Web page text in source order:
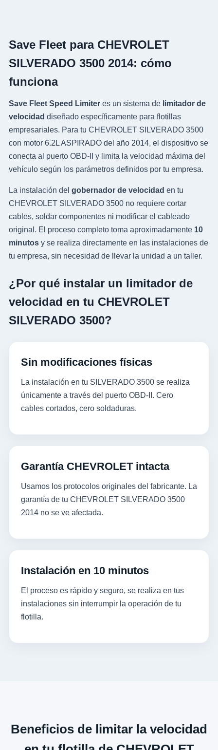
Save Fleet para CHEVROLET
SILVERADO 3500 2014: cómo
funciona
Save Fleet Speed Limiteres un sistema de limitador de
velocidad diseñado específicamente para flotillas
empresariales. Para tu CHEVROLET SILVERADO 3500
con motor 6.2L ASPIRADO del año 2014, el dispositivo se
conecta al puerto OBD-II y limita la velocidad máxima del
vehículo según los parámetros definidos por tu empresa.
La instalación del gobernador de velocidad en tu
CHEVROLET SILVERADO 3500 no requiere cortar
cables, soldar componentes ni modificar el cableado
original. El proceso completo toma aproximadamente 10
minutosy se realiza directamente en las instalaciones de
tu empresa, sin necesidad de llevar la unidad a un taller.
¿Por qué instalar un limitador de
velocidad en tu CHEVROLET
SILVERADO 3500?
Sin modificaciones físicas
La instalación en tu SILVERADO 3500 se realiza
únicamente a través del puerto OBD-II. Cero
cables cortados, cero soldaduras.
Garantía CHEVROLET intacta
Usamos los protocolos originales del fabricante. La
garantía de tu CHEVROLET SILVERADO 3500
2014 no se ve afectada.
Instalación en 10 minutos
El proceso es rápido y seguro, se realiza en tus
instalaciones sin interrumpir la operación de tu
flotilla.
Beneficios de limitar la velocidad